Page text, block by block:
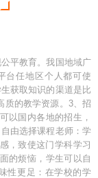
平教育。我国地域广
台任地区个人都可使
获取知识的渠道是比
质的教学资源。3、招
以国内各地的招生，
由选择课程老师：学
，致使这门学科学习
的烦恼，学生可以自
性更足：在学校的学